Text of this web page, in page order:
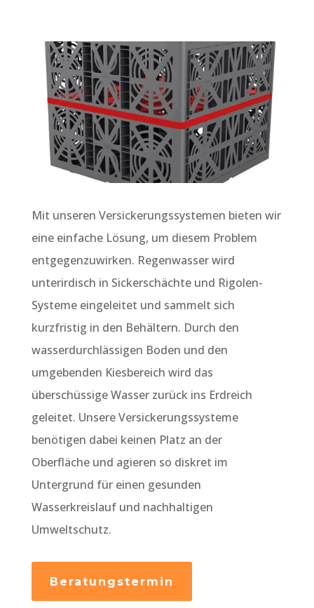
Mit unseren Versickerungssystemen bieten wir
eine einfache Lösung, um diesem Problem
entgegenzuwirken. Regenwasser wird
unterirdisch in Sickerschächte und Rigolen-
Systeme eingeleitet und sammelt sich
kurzfristig in den Behältern. Durch den
wasserdurchlässigen Boden und den
umgebenden Kiesbereich wird das
überschüssige Wasser zurück ins Erdreich
geleitet. Unsere Versickerungssysteme
benötigen dabei keinen Platz an der
Oberfläche und agieren so diskret im
Untergrund für einen gesunden
Wasserkreislauf und nachhaltigen
Umweltschutz.
Beratungstermin